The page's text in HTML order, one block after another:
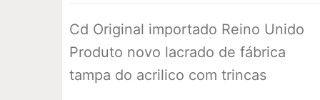
Cd Original importado Reino Unido
Produto novo lacrado de fábrica
tampa do acrilico com trincas